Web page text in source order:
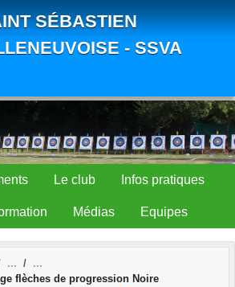
SÉBASTIEN
- SSVA
Le club Infos pratiques
Médias Equipes
flèches de progression Noire
cookies